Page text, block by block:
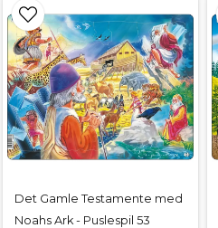
Det Gamle Testamente med
Noahs Ark - Puslespil 53